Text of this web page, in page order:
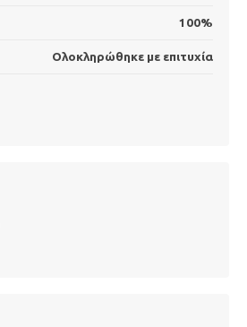
100%
Ολοκληρώθηκε με επιτυχία